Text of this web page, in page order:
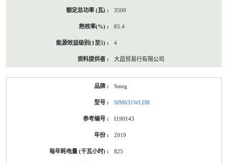
3500
85.4
4
大昌贸易行有限公司
Smeg
SIM631WLDR
I190143
2019
825